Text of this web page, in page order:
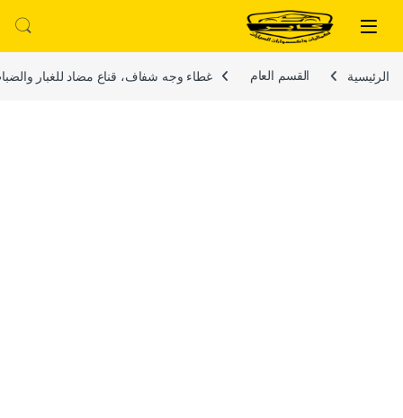
تخطي إلى المحتوى
الرئيسية القسم العام غطاء وجه شفاف، قناع مضاد للغبار